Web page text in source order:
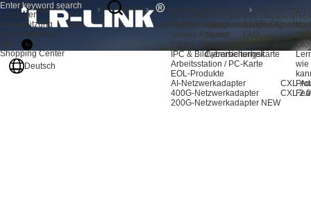
Produkte
AI-Server-Adapter
Server-Adapter
Server-Zubehör
IPC & Bildverarbeitungskarte
Arbeitsstation / PC-Karte
EOL-Produkte
AI-Netzwerkadapter
400G-Netzwerkadapter
200G-Netzwerkadapter NEW
CXL-
CXL 2.0
Lösungen
Speichererweiterung
Server
Maschinenvision
Cybersicherheit
Unterstützung
Support-Center
FAQ
Kundendienst
wie
Produkte
Lösungen
Unterstützung
Resources
Über uns
Shopping Center
Deutsch
Startseite Über
uns
Nachrichten Unternehmensnachrichten
Gute Nachrichten! Die LR-LINK-Netzwerkkarten wurden von NFS-China
zertifiziert.